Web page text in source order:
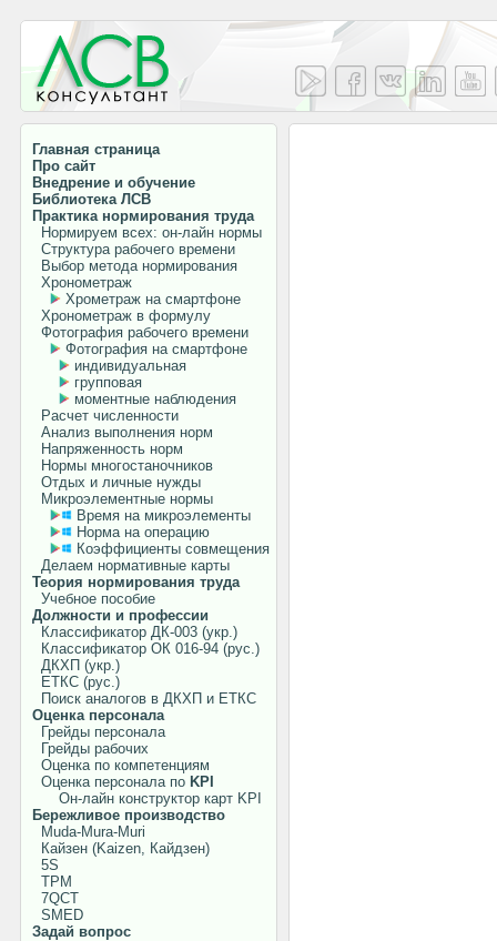
Главная страница
Про сайт
Внедрение и обучение
Библиотека ЛСВ
Практика нормирования труда
Нормируем всех: он-лайн нормы
Структура рабочего времени
Выбор метода нормирования
Хронометраж
Хрометраж на смартфоне
Хронометраж в формулу
Фотография рабочего времени
Фотография на смартфоне
индивидуальная
групповая
моментные наблюдения
Расчет численности
Анализ выполнения норм
Напряженность норм
Нормы многостаночников
Отдых и личные нужды
Микроэлементные нормы
Время на микроэлементы
Норма на операцию
Коэффициенты совмещения
Делаем нормативные карты
Теория нормирования труда
Учебное пособие
Должности и профессии
Классификатор ДК-003 (укр.)
Классификатор ОК 016-94 (рус.)
ДКХП (укр.)
ЕТКС (рус.)
Поиск аналогов в ДКХП и ЕТКС
Оценка персонала
Грейды персонала
Грейды рабочих
Оценка по компетенциям
Оценка персонала по KPI
Он-лайн конструктор карт KPI
Бережливое производство
Muda-Mura-Muri
Кайзен (Kaizen, Кайдзен)
5S
TPM
7QCT
SMED
Задай вопрос